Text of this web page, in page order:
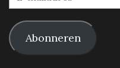
mailadres
Abonneren